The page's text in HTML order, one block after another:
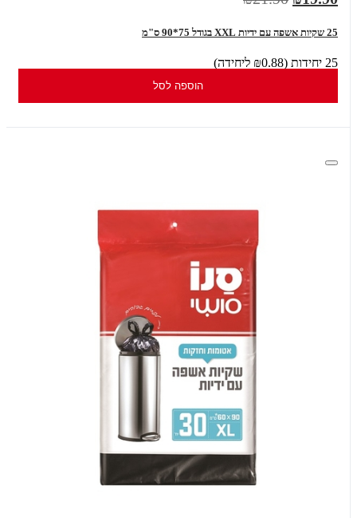
25 שקיות אשפה עם ידיות XXL בגודל 75*90 ס"מ
25 יחידות (₪0.88 ליחידה)
הוספה לסל